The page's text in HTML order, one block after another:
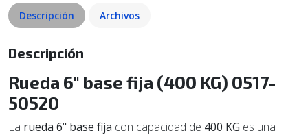
Descripción Archivos
Descripción
Rueda 6" base fija (400 KG) 0517-
50520
La rueda 6" base fija con capacidad de 400 KG es una